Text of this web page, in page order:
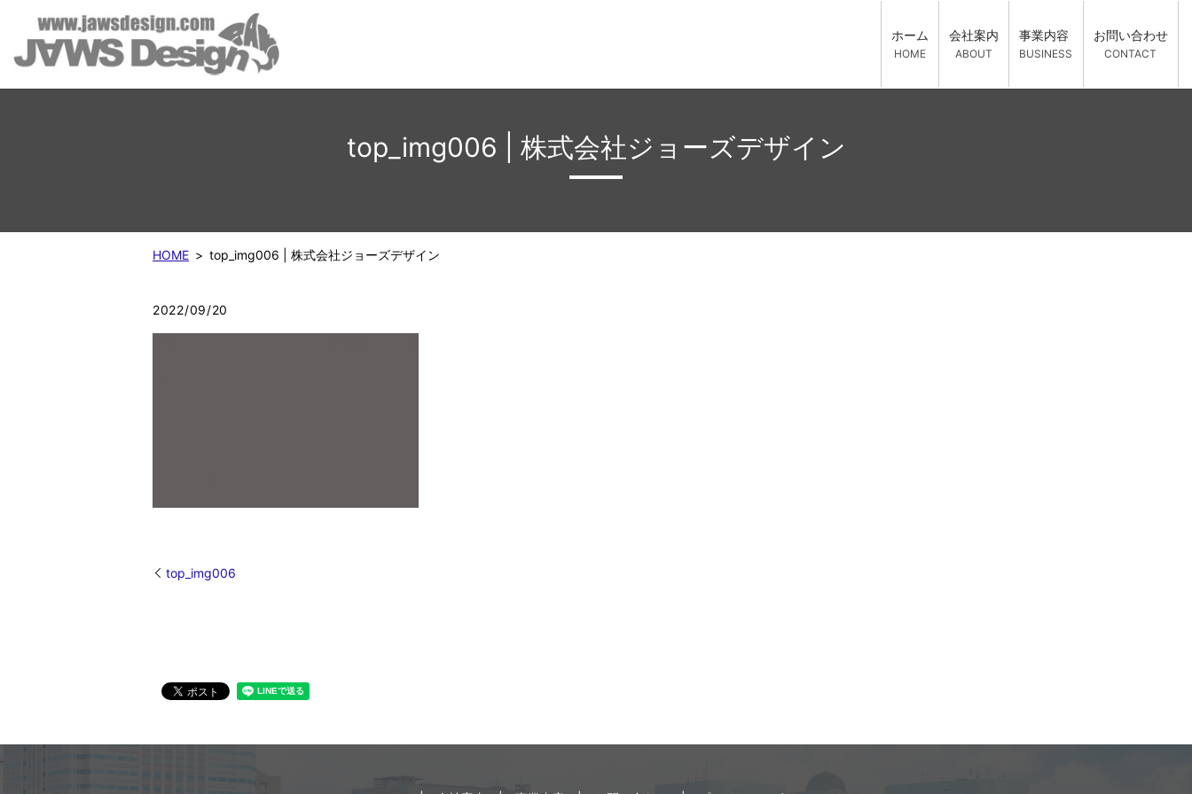
ホーム
HOME
会社案内
ABOUT
事業内容
BUSINESS
お問い合わせ
CONTACT
top_img006 | 株式会社ジョーズデザイン
HOME top_img006 | 株式会社ジョーズデザイン
2022/09/20
top_img006